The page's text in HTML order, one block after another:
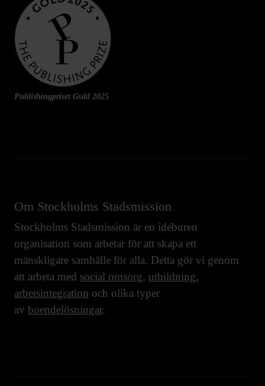
Publishingpriset Guld 2025
Om Stockholms Stadsmission
Stockholms Stadsmission är en idéburen
organisation som arbetar för att skapa ett
mänskligare samhälle för alla. Detta gör vi genom
att arbeta med social omsorg, utbildning,
arbetsintegration och olika typer
av boendelösningar.